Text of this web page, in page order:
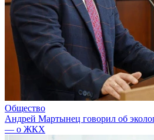
Общество
Андрей Мартынец говорил об
— о ЖКХ